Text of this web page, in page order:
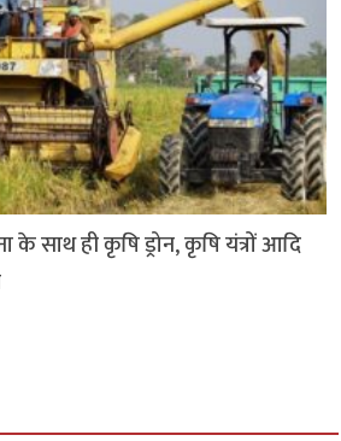
के साथ ही कृषि ड्रोन, कृषि यंत्रों आदि